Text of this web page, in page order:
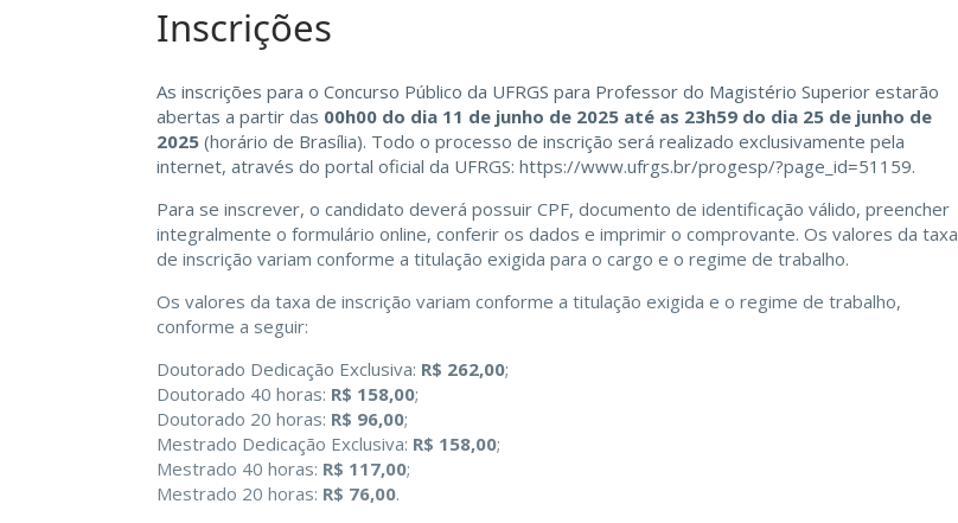
Inscrições
As inscrições para o Concurso Público da UFRGS para Professor do Magistério Superior estarão
abertas a partir das 00h00 do dia 11 de junho de 2025 até as 23h59 do dia 25 de junho de
2025 (horário de Brasília). Todo o processo de inscrição será realizado exclusivamente pela
internet, através do portal oficial da UFRGS: https://www.ufrgs.br/progesp/?page_id=51159.
Para se inscrever, o candidato deverá possuir CPF, documento de identificação válido, preencher
integralmente o formulário online, conferir os dados e imprimir o comprovante. Os valores da taxa
de inscrição variam conforme a titulação exigida para o cargo e o regime de trabalho.
Os valores da taxa de inscrição variam conforme a titulação exigida e o regime de trabalho,
conforme a seguir:
Doutorado Dedicação Exclusiva: R$ 262,00;
Doutorado 40 horas: R$ 158,00;
Doutorado 20 horas: R$ 96,00;
Mestrado Dedicação Exclusiva: R$ 158,00;
Mestrado 40 horas: R$ 117,00;
Mestrado 20 horas: R$ 76,00.